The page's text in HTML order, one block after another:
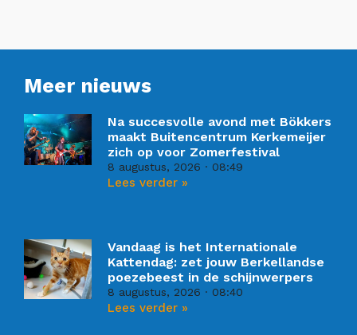
Meer nieuws
Na succesvolle avond met Bökkers
maakt Buitencentrum Kerkemeijer
zich op voor Zomerfestival
8 augustus, 2026 08:49
Lees verder »
Vandaag is het Internationale
Kattendag: zet jouw Berkellandse
poezebeest in de schijnwerpers
8 augustus, 2026 08:40
Lees verder »